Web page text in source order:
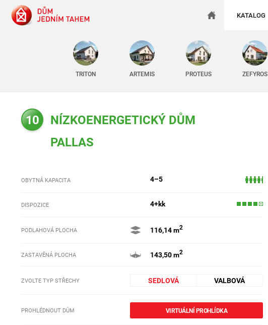
KATALOG
TRITON ARTEMIS PROTEUS ZEFYROS
10
NÍZKOENERGETICKÝ DŮM
PALLAS
OBYTNÁ KAPACITA 4–5
DISPOZICE 4+kk
PODLAHOVÁ PLOCHA 116,14 m2
ZASTAVĚNÁ PLOCHA 143,50 m2
ZVOLTE TYP STŘECHY SEDLOVÁ VALBOVÁ
PROHLÉDNOUT DŮM VIRTUÁLNÍ PROHLÍDKA